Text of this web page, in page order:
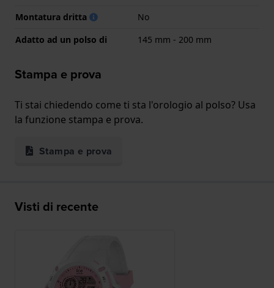
Montatura dritta
No
Adatto ad un polso di
145 mm - 200 mm
Stampa e prova
Ti stai chiedendo come ti sta l'orologio al polso? Usa
la funzione stampa e prova.
Stampa e prova
Visti di recente